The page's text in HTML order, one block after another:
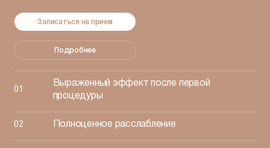
Записаться на прием
Подробнее
Выраженный эффект после первой
процедуры
Полноценное расслабление